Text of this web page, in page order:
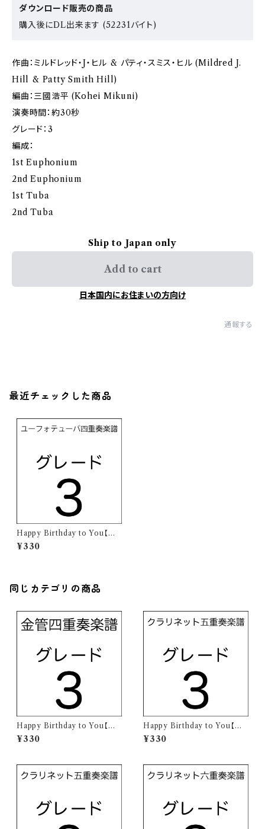
ダウンロード販売の商品
購入後にDL出来ます (52231バイト)
作曲：ミルドレッド・J・ヒル & パティ・スミス・ヒル (Mildred J.
Hill & Patty Smith Hill)
編曲：三國浩平 (Kohei Mikuni)
演奏時間：約30秒
グレード：3
編成：
1st Euphonium
2nd Euphonium
1st Tuba
2nd Tuba
Ship to Japan only
Add to cart
日本国内にお住まいの方向け
通報する
最近チェックした商品
Happy Birthday to You【ユ
ーフォニアムテューバ四重奏楽
譜】
¥330
同じカテゴリの商品
Happy Birthday to You【金
管四重奏楽譜】
¥330
Happy Birthday to You【クラ
リネット三重奏楽譜】
¥330